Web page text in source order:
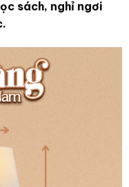
sách, nghỉ ngơi